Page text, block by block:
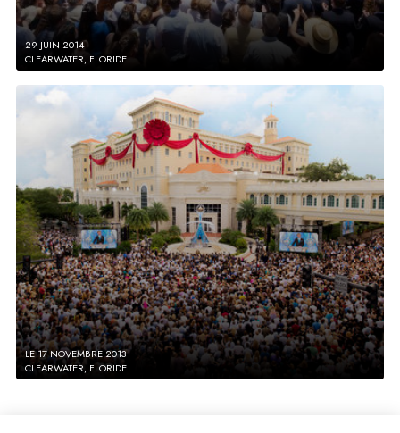
29 JUIN 2014
CLEARWATER, FLORIDE
LE 17 NOVEMBRE 2013
CLEARWATER, FLORIDE